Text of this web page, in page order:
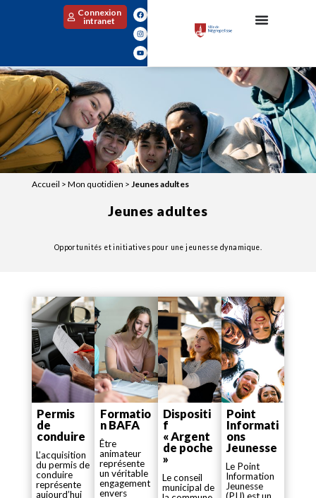
Connexion
intranet
Accueil > Mon quotidien > Jeunes adultes
Jeunes adultes
Opportunités et initiatives pour une jeunesse dynamique.
Permis
de
conduire
L’acquisition
du permis de
conduire
représente
aujourd’hui
Formatio
n BAFA
Être
animateur
représente
un véritable
engagement
envers
Dispositi
f
« Argent
de poche
»
Le conseil
municipal de
Point
Informati
ons
Jeunesse
Le Point
Information
Jeunesse